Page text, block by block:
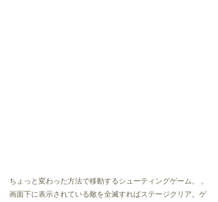
ちょっと変わった方法で移動するシューティングゲーム。 。
画面下に表示されている敵を全滅すればステージクリア。ゲ